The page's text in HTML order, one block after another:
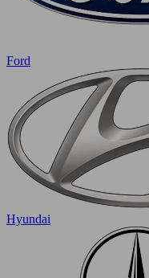
Ford
Hyundai